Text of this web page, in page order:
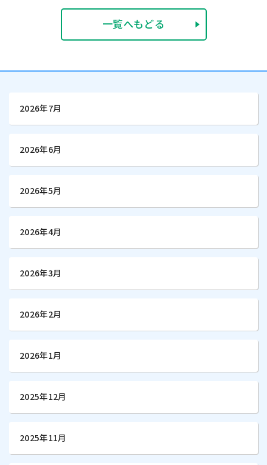
一覧へもどる
2026年7月
2026年6月
2026年5月
2026年4月
2026年3月
2026年2月
2026年1月
2025年12月
2025年11月